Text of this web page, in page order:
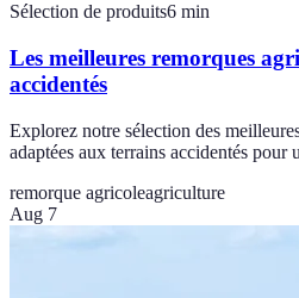
Sélection de produits6 min
Les meilleures remorques
accidentés
Explorez notre sélection des
adaptées aux terrains accidentés pour
remorque agricoleagriculture
Aug 7